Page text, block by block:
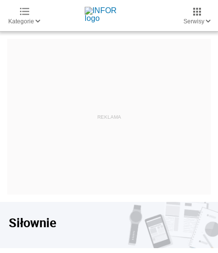
Kategorie Serwisy
Siłownie